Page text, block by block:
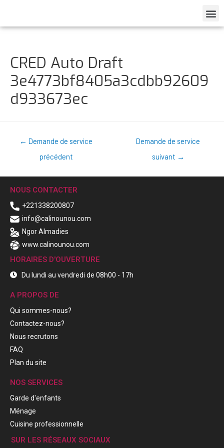
CRED Auto Draft
3e4773bf8405a3cdbb92609
d933673ec
← Demande de service
précédent
Demande de service
suivant →
NOUS CONTACTER
+221338200807
info@calinounou.com
Ngor Almadies
www.calinounou.com
HORAIRES D'OUVERTURE
Du lundi au vendredi de 08h00 - 17h
A PROPOS DE
Qui sommes-nous?
Contactez-nous?
Nous recrutons
FAQ
Plan du site
NOS SERVICES
Garde d'enfants
Ménage
Cuisine professionnelle
SUR LES RÉSEAUX SOCIAUX